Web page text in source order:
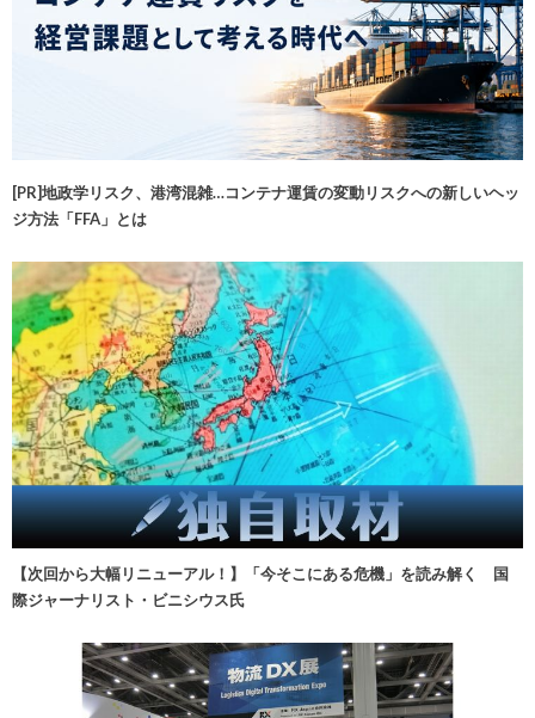
[PR]地政学リスク、港湾混雑…コンテナ運賃の変動リスクへの新しいヘッ
ジ方法「FFA」とは
【次回から大幅リニューアル！】「今そこにある危機」を読み解く 国
際ジャーナリスト・ビニシウス氏